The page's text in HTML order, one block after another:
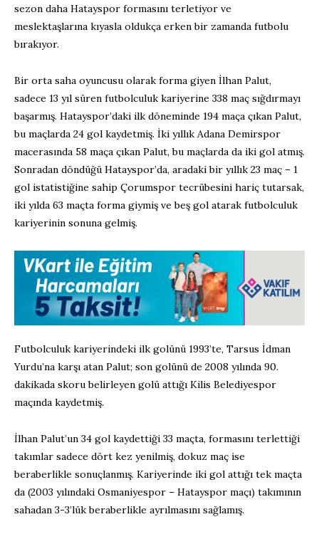
sezon daha Hatayspor formasını terletiyor ve
meslektaşlarına kıyasla oldukça erken bir zamanda futbolu
bırakıyor.
Bir orta saha oyuncusu olarak forma giyen İlhan Palut,
sadece 13 yıl süren futbolculuk kariyerine 338 maç sığdırmayı
başarmış. Hatayspor’daki ilk döneminde 194 maça çıkan Palut,
bu maçlarda 24 gol kaydetmiş. İki yıllık Adana Demirspor
macerasında 58 maça çıkan Palut, bu maçlarda da iki gol atmış.
Sonradan döndüğü Hatayspor’da, aradaki bir yıllık 23 maç – 1
gol istatistiğine sahip Çorumspor tecrübesini hariç tutarsak,
iki yılda 63 maçta forma giymiş ve beş gol atarak futbolculuk
kariyerinin sonuna gelmiş.
Futbolculuk kariyerindeki ilk golünü 1993’te, Tarsus İdman
Yurdu’na karşı atan Palut; son golünü de 2008 yılında 90.
dakikada skoru belirleyen golü attığı Kilis Belediyespor
maçında kaydetmiş.
İlhan Palut’un 34 gol kaydettiği 33 maçta, formasını terlettiği
takımlar sadece dört kez yenilmiş, dokuz maç ise
beraberlikle sonuçlanmış. Kariyerinde iki gol attığı tek maçta
da (2003 yılındaki Osmaniyespor – Hatayspor maçı) takımının
sahadan 3-3’lük beraberlikle ayrılmasını sağlamış.